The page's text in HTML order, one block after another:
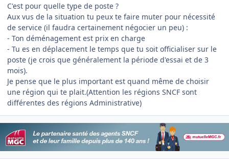
C'est pour quelle type de poste ?
Aux vus de la situation tu peux te faire muter pour nécessité
de service (il faudra certainement négocier un peu) :
- Ton déménagement est prix en charge
- Tu es en déplacement le temps que tu soit officialiser sur le
poste (je crois que généralement la période d'essai et de 3
mois).
Je pense que le plus important est quand même de choisir
une région qui te plait.(Attention les régions SNCF sont
différentes des régions Administrative)